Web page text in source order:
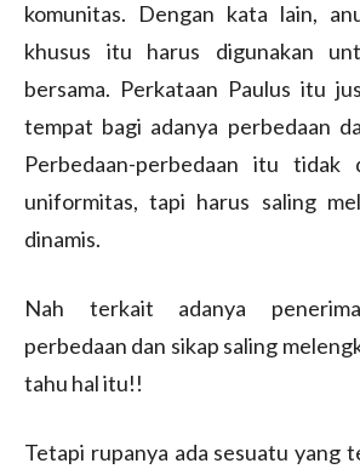
komunitas. Dengan kata lain,
khusus itu harus digunakan
bersama. Perkataan Paulus itu
tempat bagi adanya perbedaan
Perbedaan-perbedaan itu tidak
uniformitas, tapi harus saling
dinamis.
Nah terkait adanya
perbedaan dan sikap saling
tahu hal itu!!
Tetapi rupanya ada sesuatu yang